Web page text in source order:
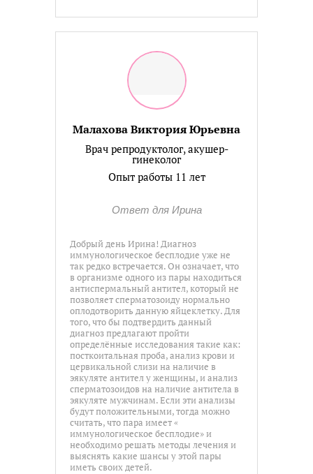
Малахова Виктория Юрьевна
Врач репродуктолог, акушер-
гинеколог
Опыт работы 11 лет
Ответ для Ирина
Добрый день Ирина! Диагноз
иммунологическое бесплодие уже не
так редко встречается. Он означает, что
в организме одного из пары находиться
антиспермальный антител, который не
позволяет сперматозоиду нормально
оплодотворить данную яйцеклетку. Для
того, что бы подтвердить данный
диагноз предлагают пройти
определённые исследования такие как:
посткоитальная проба, анализ крови и
цервикальной слизи на наличие в
эякуляте антител у женщины, и анализ
сперматозоидов на наличие антитела в
эякуляте мужчинам. Если эти анализы
будут положительными, тогда можно
считать, что пара имеет «
иммунологическое бесплодие» и
необходимо решать методы лечения и
выяснять какие шансы у этой пары
иметь своих детей.